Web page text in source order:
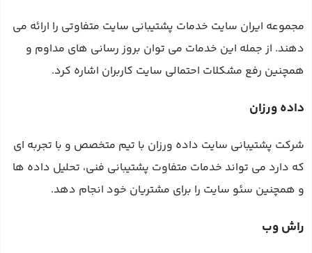
مجموعه ایران سایت خدمات پشتیبانی سایت متفاوتی را ارائه می‌
دهند. از جمله این خدمات می‌ توان بروز رسانی‌ های مداوم و
همچنین رفع مشکلات احتمالی سایت کاربران اشاره کرد.
داده ورزان
شرکت پشتیبانی سایت داده ورزان با تیم متخصص و با تجربه‌ ای
که دارد می‌ تواند خدمات متفاوت پشتیبانی فنی، تحلیل داده‌ ها
و همچنین سئو سایت را برای مشتریان خود انجام دهد.
راش وب